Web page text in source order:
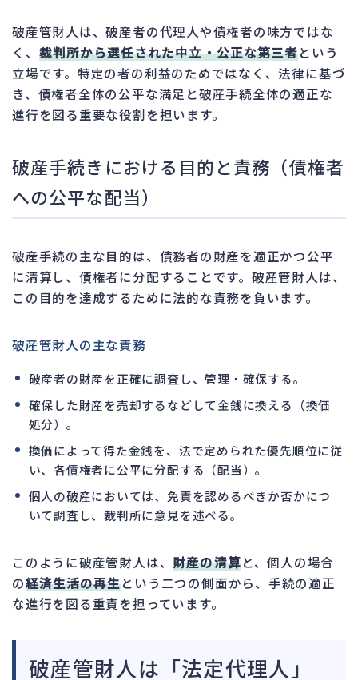
破産管財人は、破産者の代理人や債権者の味方ではな
く、 裁判所から選任された中立・公正な第三者という
立場です。特定の者の利益のためではなく、法律に基づ
き、債権者全体の公平な満足と破産手続全体の適正な
進行を図る重要な役割を担います。
破産手続きにおける目的と責務（債権者
への公平な配当）
破産手続の主な目的は、債務者の財産を適正かつ公平
に清算し、債権者に分配することです。破産管財人は、
この目的を達成するために法的な責務を負います。
破産管財人の主な責務
破産者の財産を正確に調査し、管理・確保する。
確保した財産を売却するなどして金銭に換える（換価
処分）。
換価によって得た金銭を、法で定められた優先順位に従
い、各債権者に公平に分配する（配当）。
個人の破産においては、免責を認めるべきか否かにつ
いて調査し、裁判所に意見を述べる。
このように破産管財人は、財産の清算と、個人の場合
の経済生活の再生という二つの側面から、手続の適正
な進行を図る重責を担っています。
破産管財人は「法定代理人」